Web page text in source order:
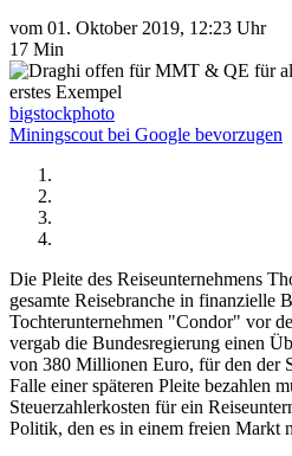
vom 01. Oktober 2019, 12:23 Uhr
17 Min
bigstockphoto
Miningscout bei Google bevorzugen
Die Pleite des Reiseunternehmens
gesamte Reisebranche in finanzielle
Tochterunternehmen "Condor" vor
vergab die Bundesregierung einen
von 380 Millionen Euro, für den der
Falle einer späteren Pleite bezahlen
Steuerzahlerkosten für ein
Politik, den es in einem freien Markt